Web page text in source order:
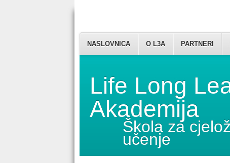
Life Long
Akademija
Škola za
učenje
NASLOVNICA O L3A PARTNERI